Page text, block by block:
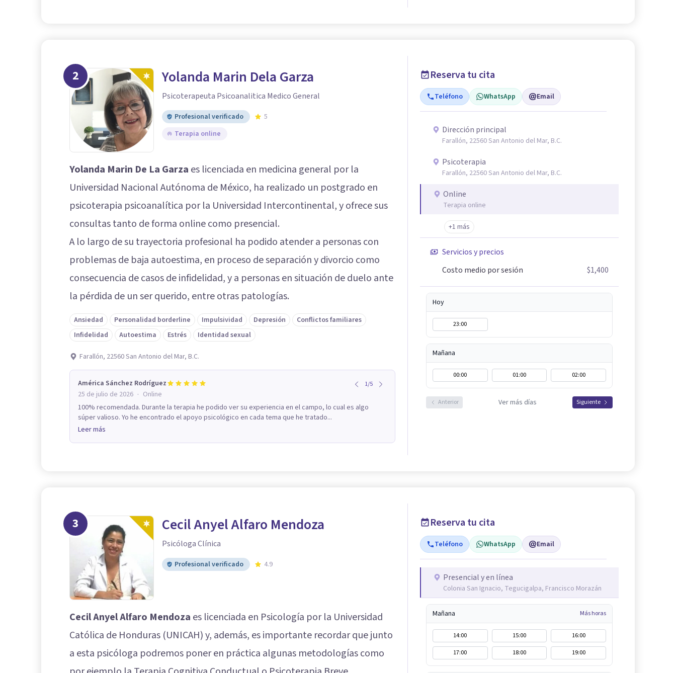
2 Yolanda Marin Dela Garza
Psicoterapeuta Psicoanalitica Medico General
Profesional verificado
5
Terapia online
Yolanda Marin De La Garza es licenciada en medicina general por la
Universidad Nacional Autónoma de México, ha realizado un postgrado en
psicoterapia psicoanalítica por la Universidad Intercontinental, y ofrece sus
consultas tanto de forma online como presencial.
A lo largo de su trayectoria profesional ha podido atender a personas con
problemas de baja autoestima, en proceso de separación y divorcio como
consecuencia de casos de infidelidad, y a personas en situación de duelo ante
la pérdida de un ser querido, entre otras patologías.
Ansiedad Personalidad borderline Impulsividad Depresión
Conflictos familiares
Infidelidad
Autoestima Estrés Identidad sexual
Farallón, 22560 San Antonio del Mar, B.C.
América Sánchez Rodríguez 1/5
25 de julio de 2026 · Online
100% recomendada. Durante la terapia he podido ver su experiencia en el campo, lo cual es algo
súper valioso. Yo he encontrado el apoyo psicológico en cada tema que he tratado...
Leer más
Reserva tu cita
Teléfono WhatsApp Email
Dirección principal
Farallón, 22560 San Antonio del Mar, B.C.
Psicoterapia
Farallón, 22560 San Antonio del Mar, B.C.
Online
Terapia online
+1 más
Servicios y precios
Costo medio por sesión
$1,400
Hoy
23:00
Mañana
00:00 01:00 02:00
Anterior Ver más días Siguiente
3 Cecil Anyel Alfaro Mendoza
Psicóloga Clínica
Profesional verificado 4.9
Cecil Anyel Alfaro Mendoza es licenciada en Psicología por la Universidad
Católica de Honduras (UNICAH) y, además, es importante recordar que junto
a esta psicóloga podremos poner en práctica algunas metodologías como
Reserva tu cita
Teléfono WhatsApp Email
Presencial y en línea
Colonia San Ignacio, Tegucigalpa, Francisco Morazán
Mañana Más horas
14:00 15:00
16:00
17:00
18:00 19:00